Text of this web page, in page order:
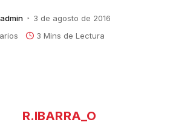
admin
3 de agosto de 2016
3 Mins de Lectura